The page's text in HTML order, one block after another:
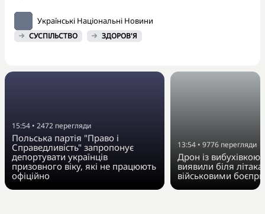
Українські Національні Новини
СУСПІЛЬСТВО ЗДОРОВ'Я
15:54 • 2472 перегляди
Польська партія "Право і
Справедливість" запропонує
депортувати українців
призовного віку, які не працюють
офіційно
13:54 • 9776 перегляди
Дрон із вибухівкою
виявили біля літака
військовими